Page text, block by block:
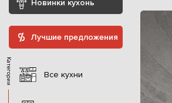
Новинки кухонь
Лучшие предложения
Категории Все кухни